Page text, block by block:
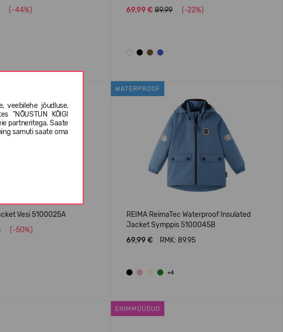
veebilehe jõudluse,
"NÕUSTUN KÕIGI
partneritega. Saate
samuti saate oma
(-44%)
69,99 € 89.99 (-22%)
Vesi 5100025A
(-50%)
WATERPROOF
REIMA ReimaTec Waterproof Insulated
Jacket Symppis 5100045B
69,99 €
RMK: 89.95
+4
ENIMMÜÜDUD